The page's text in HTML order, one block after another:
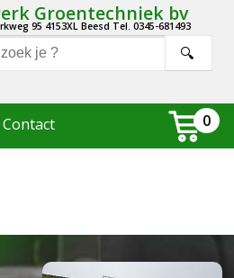
Groentechniek bv
95 4153XL Beesd Tel. 0345-681493
Contact 0